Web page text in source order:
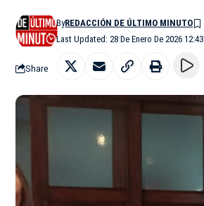
Last Updated: 28 De Enero De 2026 12:43
ByREDACCIÓN DE ÚLTIMO MINUTO
Share